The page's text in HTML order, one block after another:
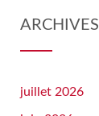
ARCHIVES
juillet 2026